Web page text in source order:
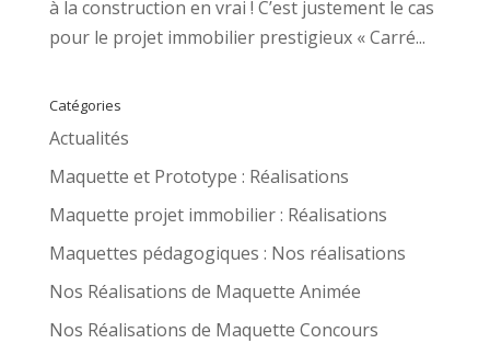
à la construction en vrai ! C’est justement le cas
pour le projet immobilier prestigieux « Carré...
Catégories
Actualités
Maquette et Prototype : Réalisations
Maquette projet immobilier : Réalisations
Maquettes pédagogiques : Nos réalisations
Nos Réalisations de Maquette Animée
Nos Réalisations de Maquette Concours